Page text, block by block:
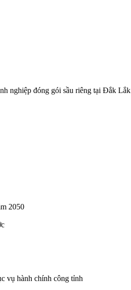
nghiệp đóng gói sầu riêng tại Đắk Lắk
2050
vụ hành chính công tỉnh